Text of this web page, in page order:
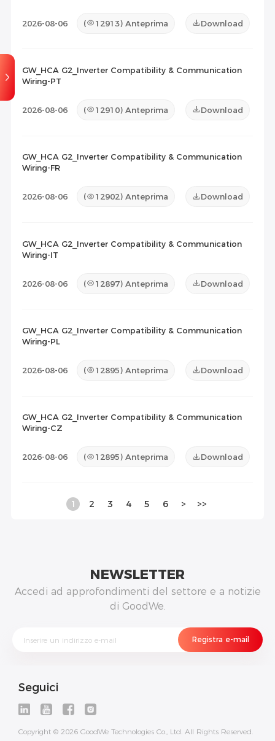
2026-08-06 ( 12913) Anteprima Download
GW_HCA G2_Inverter Compatibility & Communication
Wiring-PT
2026-08-06 ( 12910) Anteprima Download
GW_HCA G2_Inverter Compatibility & Communication
Wiring-FR
2026-08-06 ( 12902) Anteprima Download
GW_HCA G2_Inverter Compatibility & Communication
Wiring-IT
2026-08-06 ( 12897) Anteprima Download
GW_HCA G2_Inverter Compatibility & Communication
Wiring-PL
2026-08-06 ( 12895) Anteprima Download
GW_HCA G2_Inverter Compatibility & Communication
Wiring-CZ
2026-08-06 ( 12895) Anteprima Download
1 2 3 4 5 6 > >>
NEWSLETTER
Accedi ad approfondimenti del settore e a notizie
di GoodWe.
Seguici
Copyright © 2026 GoodWe Technologies Co., Ltd. All Rights Reserved.